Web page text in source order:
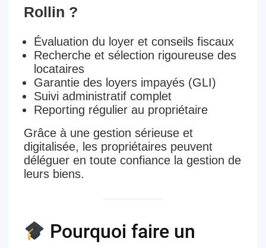
Rollin ?
Évaluation du loyer et conseils fiscaux
Recherche et sélection rigoureuse des
locataires
Garantie des loyers impayés (GLI)
Suivi administratif complet
Reporting régulier au propriétaire
Grâce à une gestion sérieuse et
digitalisée, les propriétaires peuvent
déléguer en toute confiancela gestion de
leurs biens.
Pourquoi faire un